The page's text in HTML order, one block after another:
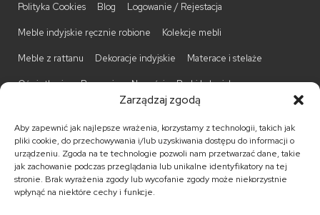
Zarządzaj zgodą
Aby zapewnić jak najlepsze wrażenia, korzystamy z technologii, takich jak
pliki cookie, do przechowywania i/lub uzyskiwania dostępu do informacji o
urządzeniu. Zgoda na te technologie pozwoli nam przetwarzać dane, takie
jak zachowanie podczas przeglądania lub unikalne identyfikatory na tej
stronie. Brak wyrażenia zgody lub wycofanie zgody może niekorzystnie
wpłynąć na niektóre cechy i funkcje.
Polityka Cookies Blog Logowanie / Rejestacja
Meble indyjskie ręcznie robione Kolekcje mebli
Meble z rattanu Dekoracje indyjskie Materace i stelaże
Oświetlenie Promocje Nowości Barki kolonialne
Komody kolonialne Krzesła kolonialne
Kufry indyjskie Ławki kolonialne Łóżka kolonialne
Parawany kolonialne Półki kolonialne Regały kolonialne
Stojaki na CD Stoliki kawowe Stoliki nocne